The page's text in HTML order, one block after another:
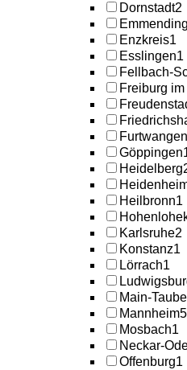
Dornstadt2
Enzkreis1
Esslingen1
Fellbach-
Freiburg
Furtwangen
Göppingen
Heidelberg
Heilbronn1
Karlsruhe2
Konstanz1
Lörrach1
Main-
Mannheim5
Mosbach1
Neckar-
Offenburg1